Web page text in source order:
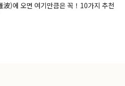
波)에 오면 여기만큼은 꼭！10가지 추천